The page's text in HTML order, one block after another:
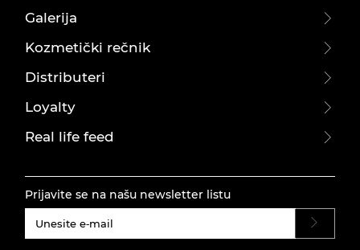
Galerija
Kozmetički rečnik
Distributeri
Loyalty
Real life feed
Prijavite se na našu newsletter listu